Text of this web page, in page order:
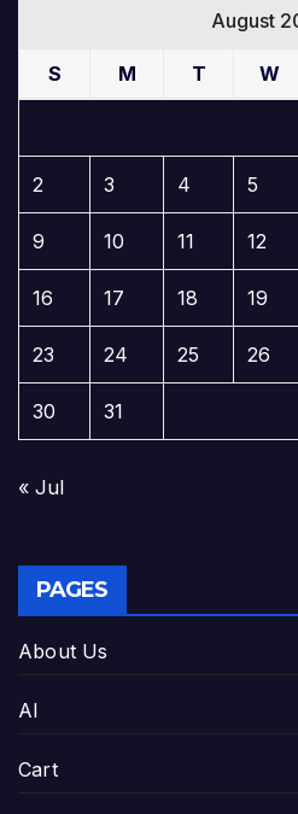
August
S M T W
2 3 4 5
9 10 11 12
16 17 18 19
23 24 25 26
30 31
« Jul
PAGES
About Us
AI
Cart